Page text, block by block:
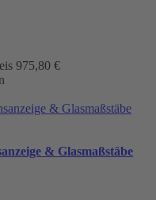
975,80 €
& Glasmaßstäbe